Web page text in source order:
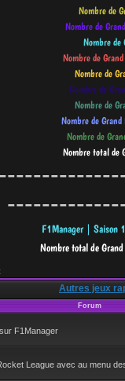
Autres jeux
Forum
F1Manager
League avec au menu